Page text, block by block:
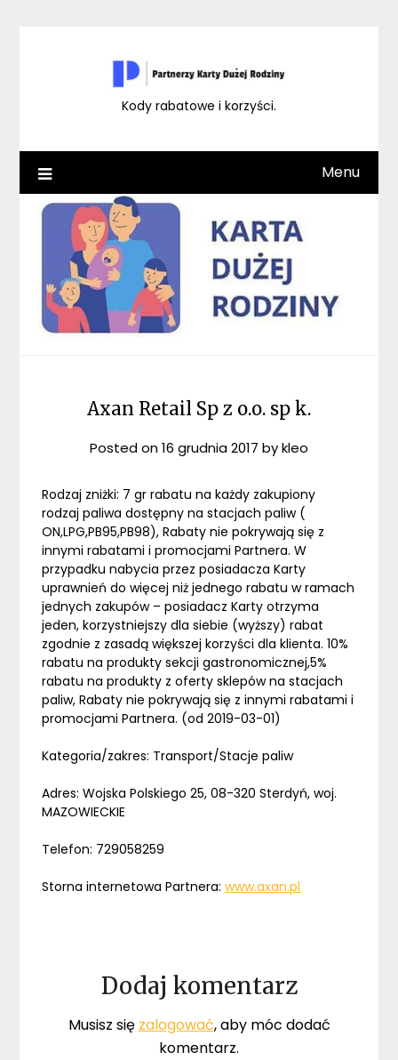
Kody rabatowe i korzyści.
Menu
Axan Retail Sp z o.o. sp k.
Posted on16 grudnia 2017 bykleo
Rodzaj zniżki: 7 gr rabatu na każdy zakupiony
rodzaj paliwa dostępny na stacjach paliw (
ON,LPG,PB95,PB98), Rabaty nie pokrywają się z
innymi rabatami i promocjami Partnera. W
przypadku nabycia przez posiadacza Karty
uprawnień do więcej niż jednego rabatu w ramach
jednych zakupów – posiadacz Karty otrzyma
jeden, korzystniejszy dla siebie (wyższy) rabat
zgodnie z zasadą większej korzyści dla klienta. 10%
rabatu na produkty sekcji gastronomicznej,5%
rabatu na produkty z oferty sklepów na stacjach
paliw, Rabaty nie pokrywają się z innymi rabatami i
promocjami Partnera. (od 2019-03-01)
Kategoria/zakres: Transport/Stacje paliw
Adres: Wojska Polskiego 25, 08-320 Sterdyń, woj.
MAZOWIECKIE
Telefon: 729058259
Storna internetowa Partnera:www.axan.pl
Dodaj komentarz
Musisz się zalogować, aby móc dodać
komentarz.